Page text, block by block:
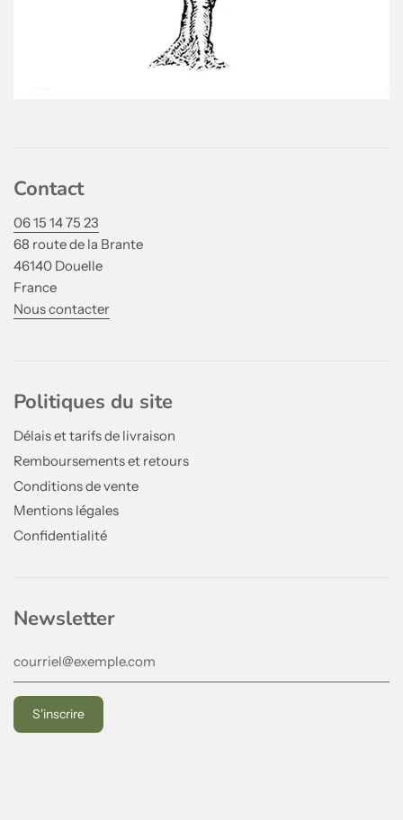
Contact
06 15 14 75 23
68 route de la Brante
46140 Douelle
France
Nous contacter
Politiques du site
Délais et tarifs de livraison
Remboursements et retours
Conditions de vente
Mentions légales
Confidentialité
Newsletter